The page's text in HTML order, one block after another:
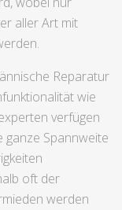
aller Art mit
Reparatur
wie
verfügen
Spannweite
oft der
werden